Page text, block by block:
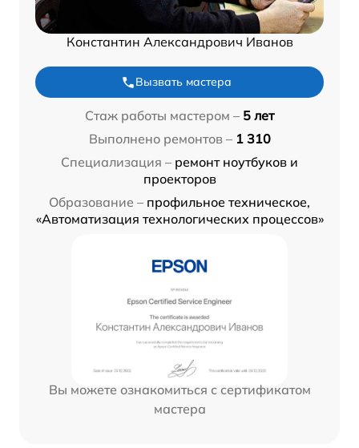
Константин Александрович Иванов
Вызвать мастера
Стаж работы мастером – 5 лет
Выполнено ремонтов – 1 310
Специализация – ремонт ноутбуков и
проекторов
Образование – профильное техническое,
«Автоматизация технологических процессов»
Вы можете ознакомиться с сертификатом
мастера